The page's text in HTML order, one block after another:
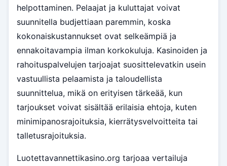
helpottaminen. Pelaajat ja kuluttajat voivat
suunnitella budjettiaan paremmin, koska
kokonaiskustannukset ovat selkeämpiä ja
ennakoitavampia ilman korkokuluja. Kasinoiden ja
rahoituspalvelujen tarjoajat suosittelevatkin usein
vastuullista pelaamista ja taloudellista
suunnittelua, mikä on erityisen tärkeää, kun
tarjoukset voivat sisältää erilaisia ehtoja, kuten
minimipanosrajoituksia, kierrätysvelvoitteita tai
talletusrajoituksia.
Luotettavannettikasino.org tarjoaa vertailuja